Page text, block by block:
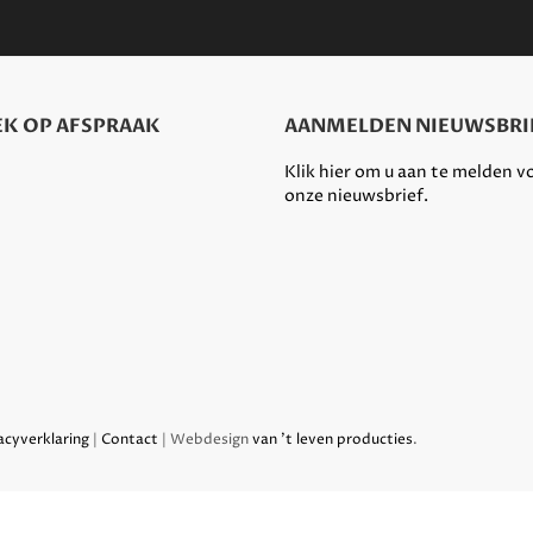
OP AFSPRAAK AANMELDEN
Klik hier om u aan te melden
onze nieuwsbrief.
| Contact | Webdesignvan 't leven producties.